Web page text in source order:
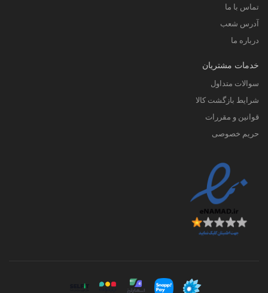
تماس با ما
آدرس شعب
درباره ما
خدمات مشتریان
سوالات متداول
شرایط بازگشت کالا
قوانین و مقررات
حریم خصوصی